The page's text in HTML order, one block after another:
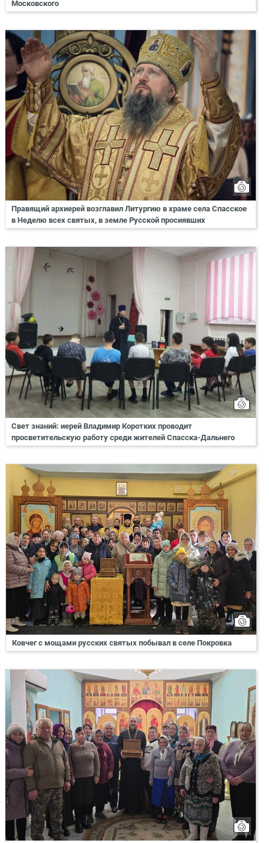
Московского
Правящий архиерей возглавил Литургию в храме села Спасское
в Неделю всех святых, в земле Русской просиявших
Свет знаний: иерей Владимир Коротких проводит
просветительскую работу среди жителей Спасска-Дальнего
Ковчег с мощами русских святых побывал в селе Покровка